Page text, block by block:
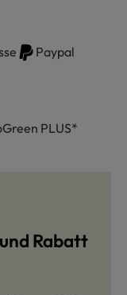
Paypal
PLUS*
Rabatt